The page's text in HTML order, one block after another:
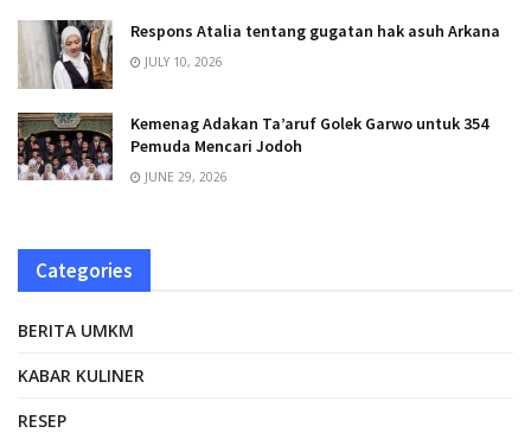
Respons Atalia tentang gugatan hak asuh Arkana
JULY 10, 2026
Kemenag Adakan Ta’aruf Golek Garwo untuk 354
Pemuda Mencari Jodoh
JUNE 29, 2026
Categories
BERITA UMKM
KABAR KULINER
RESEP